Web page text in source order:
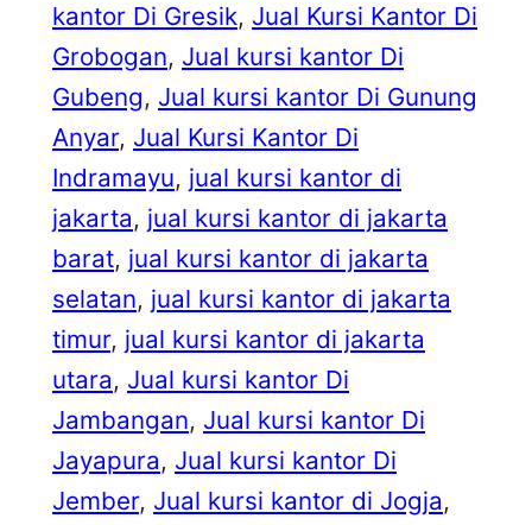
kantor Di Gresik, Jual Kursi Kantor Di
Grobogan, Jual kursi kantor Di
Gubeng, Jual kursi kantor Di Gunung
Anyar, Jual Kursi Kantor Di
Indramayu, jual kursi kantor di
jakarta, jual kursi kantor di jakarta
barat, jual kursi kantor di jakarta
selatan, jual kursi kantor di jakarta
timur, jual kursi kantor di jakarta
utara, Jual kursi kantor Di
Jambangan, Jual kursi kantor Di
Jayapura, Jual kursi kantor Di
Jember, Jual kursi kantor di Jogja